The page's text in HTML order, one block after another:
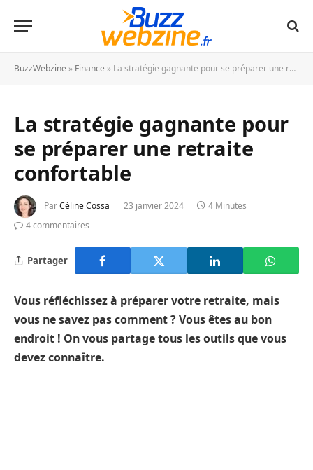
BuzzWebzine » Finance » La stratégie gagnante pour se préparer une retraite confortable
La stratégie gagnante pour
se préparer une retraite
confortable
ParCéline Cossa 23 janvier 2024
4 Minutes
4 commentaires
Partager
Vous réfléchissez à préparer votre retraite, mais
vous ne savez pas comment ? Vous êtes au bon
endroit ! On vous partage tous les outils que vous
devez connaître.